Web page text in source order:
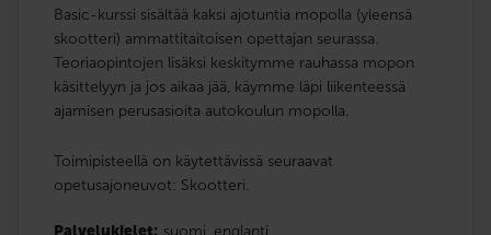
Basic-kurssi sisältää kaksi ajotuntia mopolla (yleensä
skootteri) ammattitaitoisen opettajan seurassa.
Teoriaopintojen lisäksi keskitymme rauhassa mopon
käsittelyyn ja jos aikaa jää, käymme läpi liikenteessä
ajamisen perusasioita autokoulun mopolla.
Toimipisteellä on käytettävissä seuraavat
opetusajoneuvot: Skootteri.